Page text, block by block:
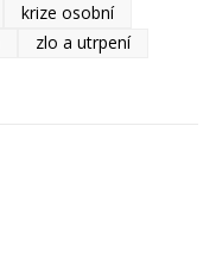
krize osobní
zlo a utrpení